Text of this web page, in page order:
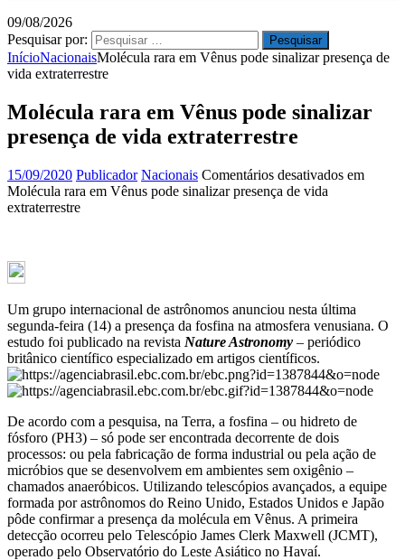
09/08/2026
Pesquisar por:
InícioNacionaisMolécula rara em Vênus pode sinalizar presença de
vida extraterrestre
Molécula rara em Vênus pode sinalizar
presença de vida extraterrestre
15/09/2020 Publicador Nacionais Comentários desativados em
Molécula rara em Vênus pode sinalizar presença de vida
extraterrestre
Um grupo internacional de astrônomos anunciou nesta última
segunda-feira (14) a presença da fosfina na atmosfera venusiana. O
estudo foi publicado na revista Nature Astronomy – periódico
britânico científico especializado em artigos científicos.
De acordo com a pesquisa, na Terra, a fosfina – ou hidreto de
fósforo (PH3) – só pode ser encontrada decorrente de dois
processos: ou pela fabricação de forma industrial ou pela ação de
micróbios que se desenvolvem em ambientes sem oxigênio –
chamados anaeróbicos. Utilizando telescópios avançados, a equipe
formada por astrônomos do Reino Unido, Estados Unidos e Japão
pôde confirmar a presença da molécula em Vênus. A primeira
detecção ocorreu pelo Telescópio James Clerk Maxwell (JCMT),
operado pelo Observatório do Leste Asiático no Havaí.